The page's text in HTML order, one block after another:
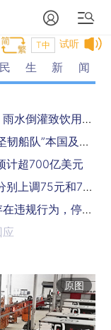
试听
T中
生新闻
河南尉氏县居民呕吐腹泻情况通报：雨水倒灌致饮用水污染
土耳其称将包机接回被扣押的“全球坚韧船队”本国及第三国公民
计超700亿美元
国内成品油价上调 汽油和柴油每吨分别上调75元和70元
上海市电影局：《监狱来的妈妈》存在违规行为，停止上映
访华
国家防减救灾委针对广西柳州地震启动国家四级救灾应急响应
原图